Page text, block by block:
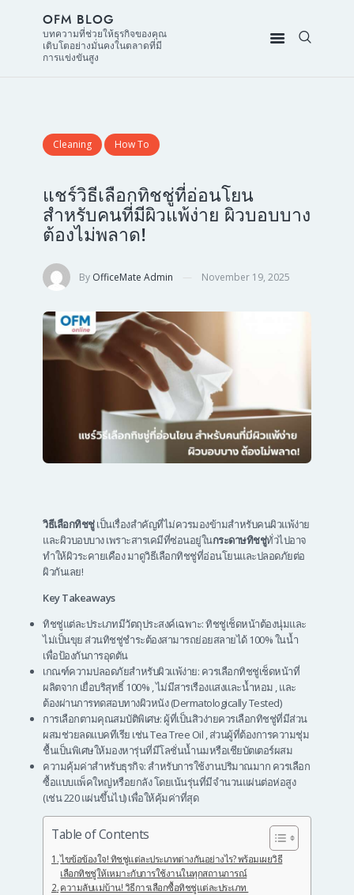
OFM BLOG
บทความที่ช่วยให้ธุรกิจของคุณ
เติบโตอย่างมั่นคงในตลาดที่มี
การแข่งขันสูง
Cleaning How To
แชร์วิธีเลือกทิชชู่ที่อ่อนโยน
สำหรับคนที่มีผิวแพ้ง่าย ผิวบอบบาง
ต้องไม่พลาด!
By OfficeMate Admin November 19, 2025
วิธีเลือกทิชชู่เป็นเรื่องสำคัญที่ไม่ควรมองข้ามสำหรับคนผิวแพ้ง่าย
และผิวบอบบาง เพราะสารเคมีที่ซ่อนอยู่ในกระดาษทิชชู่ทั่วไปอาจ
ทำให้ผิวระคายเคือง มาดูวิธีเลือกทิชชู่ที่อ่อนโยนและปลอดภัยต่อ
ผิวกันเลย!
Key Takeaways
ทิชชู่แต่ละประเภทมีวัตถุประสงค์เฉพาะ: ทิชชู่เช็ดหน้าต้องนุ่มและ
ไม่เป็นขุย ส่วนทิชชู่ชำระต้องสามารถย่อยสลายได้ 100% ในน้ำ
เพื่อป้องกันการอุดตัน
เกณฑ์ความปลอดภัยสำหรับผิวแพ้ง่าย: ควรเลือกทิชชู่เช็ดหน้าที่
ผลิตจาก เยื่อบริสุทธิ์ 100% , ไม่มีสารเรืองแสงและน้ำหอม , และ
ต้องผ่านการทดสอบทางผิวหนัง (Dermatologically Tested)
การเลือกตามคุณสมบัติพิเศษ: ผู้ที่เป็นสิวง่ายควรเลือกทิชชู่ที่มีส่วน
ผสมช่วยลดแบคทีเรีย เช่น Tea Tree Oil , ส่วนผู้ที่ต้องการความชุ่ม
ชื้นเป็นพิเศษให้มองหารุ่นที่มีโลชั่นน้ำนมหรือเชียบัตเตอร์ผสม
ความคุ้มค่าสำหรับธุรกิจ: สำหรับการใช้งานปริมาณมาก ควรเลือก
ซื้อแบบแพ็คใหญ่หรือยกลัง โดยเน้นรุ่นที่มีจำนวนแผ่นต่อห่อสูง
(เช่น 220 แผ่นขึ้นไป) เพื่อให้คุ้มค่าที่สุด
Table of Contents
ไขข้อข้องใจ! ทิชชู่แต่ละประเภทต่างกันอย่างไร? พร้อมเผยวิธี
เลือกทิชชู่ให้เหมาะกับการใช้งานในทุกสถานการณ์
ความลับแม่บ้าน! วิธีการเลือกซื้อทิชชู่แต่ละประเภท